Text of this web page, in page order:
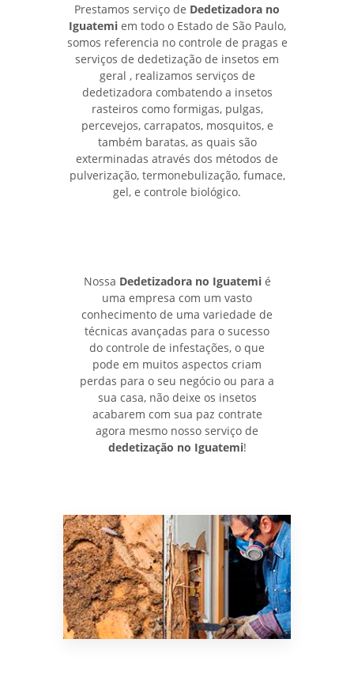
Prestamos serviço de Dedetizadora no
Iguatemiem todo o Estado de São Paulo,
somos referencia no controle de pragas e
serviços de dedetização de insetos em
geral , realizamos serviços de
dedetizadora combatendo a insetos
rasteiros como formigas, pulgas,
percevejos, carrapatos, mosquitos, e
também baratas, as quais são
exterminadas através dos métodos de
pulverização, termonebulização, fumace,
gel, e controle biológico.
Nossa Dedetizadora no Iguatemié
uma empresa com um vasto
conhecimento de uma variedade de
técnicas avançadas para o sucesso
do controle de infestações, o que
pode em muitos aspectos criam
perdas para o seu negócio ou para a
sua casa, não deixe os insetos
acabarem com sua paz contrate
agora mesmo nosso serviço de
dedetização no Iguatemi!